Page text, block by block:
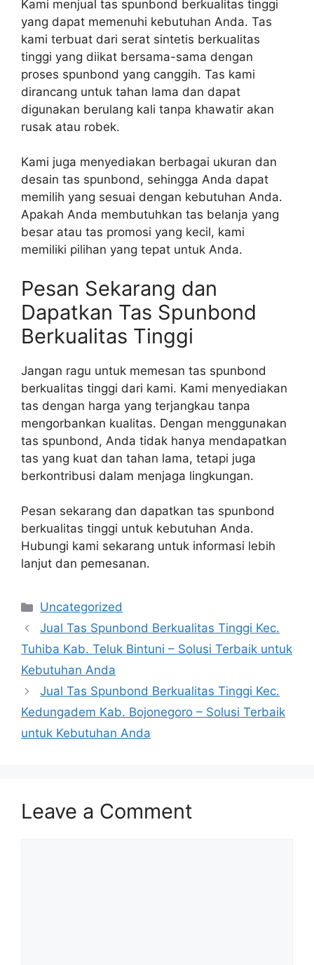
Kami menjual tas spunbond berkualitas tinggi
yang dapat memenuhi kebutuhan Anda. Tas
kami terbuat dari serat sintetis berkualitas
tinggi yang diikat bersama-sama dengan
proses spunbond yang canggih. Tas kami
dirancang untuk tahan lama dan dapat
digunakan berulang kali tanpa khawatir akan
rusak atau robek.
Kami juga menyediakan berbagai ukuran dan
desain tas spunbond, sehingga Anda dapat
memilih yang sesuai dengan kebutuhan Anda.
Apakah Anda membutuhkan tas belanja yang
besar atau tas promosi yang kecil, kami
memiliki pilihan yang tepat untuk Anda.
Pesan Sekarang dan
Dapatkan Tas Spunbond
Berkualitas Tinggi
Jangan ragu untuk memesan tas spunbond
berkualitas tinggi dari kami. Kami menyediakan
tas dengan harga yang terjangkau tanpa
mengorbankan kualitas. Dengan menggunakan
tas spunbond, Anda tidak hanya mendapatkan
tas yang kuat dan tahan lama, tetapi juga
berkontribusi dalam menjaga lingkungan.
Pesan sekarang dan dapatkan tas spunbond
berkualitas tinggi untuk kebutuhan Anda.
Hubungi kami sekarang untuk informasi lebih
lanjut dan pemesanan.
Categories
Uncategorized
Jual Tas Spunbond Berkualitas Tinggi Kec.
Tuhiba Kab. Teluk Bintuni – Solusi Terbaik untuk
Kebutuhan Anda
Jual Tas Spunbond Berkualitas Tinggi Kec.
Kedungadem Kab. Bojonegoro – Solusi Terbaik
untuk Kebutuhan Anda
Leave a Comment